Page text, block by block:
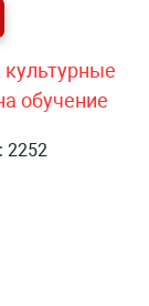
культурные
обучение
2252